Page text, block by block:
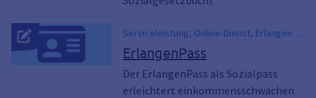
Serviceleistung, Online-Dienst, Erlangen
Pass, Vergünstigung, Vorteile
ErlangenPass
Der ErlangenPass als Sozialpass
erleichtert einkommensschwachen